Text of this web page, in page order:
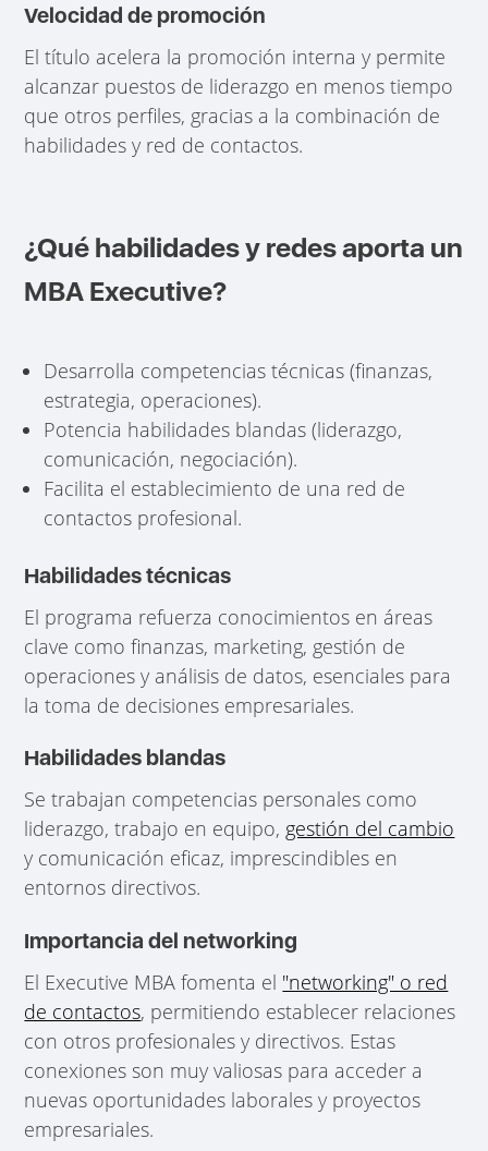
Velocidad de promoción
El título acelera la promoción interna y permite
alcanzar puestos de liderazgo en menos tiempo
que otros perfiles, gracias a la combinación de
habilidades y red de contactos.
¿Qué habilidades y redes aporta un
MBA Executive?
Desarrolla competencias técnicas (finanzas,
estrategia, operaciones).
Potencia habilidades blandas (liderazgo,
comunicación, negociación).
Facilita el establecimiento de una red de
contactos profesional.
Habilidades técnicas
El programa refuerza conocimientos en áreas
clave como finanzas, marketing, gestión de
operaciones y análisis de datos, esenciales para
la toma de decisiones empresariales.
Habilidades blandas
Se trabajan competencias personales como
liderazgo, trabajo en equipo, gestión del cambio
y comunicación eficaz, imprescindibles en
entornos directivos.
Importancia del networking
El Executive MBA fomenta el "networking" o red
de contactos, permitiendo establecer relaciones
con otros profesionales y directivos. Estas
conexiones son muy valiosas para acceder a
nuevas oportunidades laborales y proyectos
empresariales.